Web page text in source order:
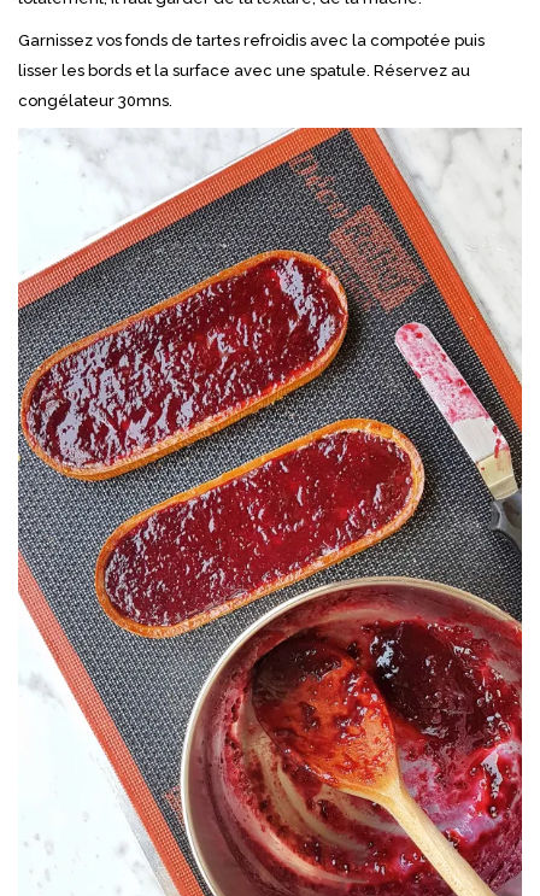
Garnissez vos fonds de tartes refroidis avec la compotée puis
lisser les bords et la surface avec une spatule. Réservez au
congélateur 30mns.